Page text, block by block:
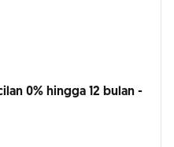
0% hingga 12 bulan -